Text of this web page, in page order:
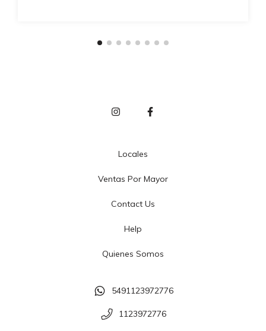
Locales
Ventas Por Mayor
Contact Us
Help
Quienes Somos
5491123972776
1123972776